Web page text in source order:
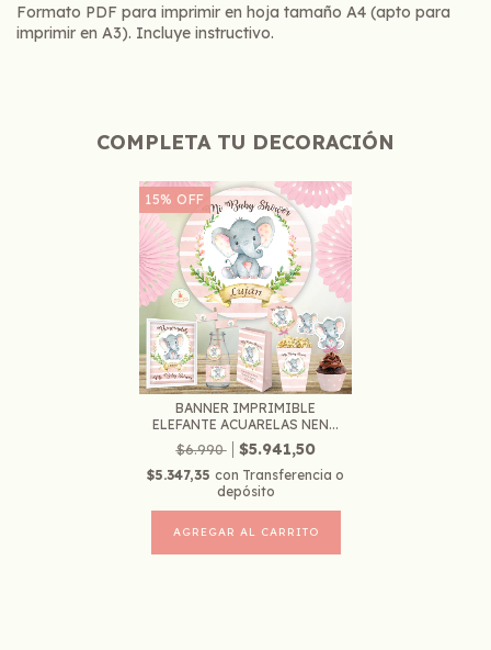
Formato PDF para imprimir en hoja tamaño A4 (apto para
imprimir en A3). Incluye instructivo.
COMPLETA TU DECORACIÓN
15% OFF
BANNER IMPRIMIBLE
ELEFANTE ACUARELAS NEN...
$6.990
$5.941,50
$5.347,35 con Transferencia o
depósito